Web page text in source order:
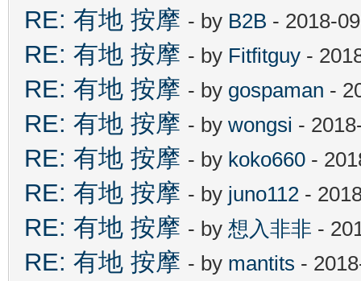
RE: 有地 按摩 - by B2B - 2018-
RE: 有地 按摩 - by Fitfitguy -
RE: 有地 按摩 - by gospaman -
RE: 有地 按摩 - by wongsi -
RE: 有地 按摩 - by koko660 -
RE: 有地 按摩 - by juno112 -
RE: 有地 按摩 - by 想入非非 -
RE: 有地 按摩 - by mantits -